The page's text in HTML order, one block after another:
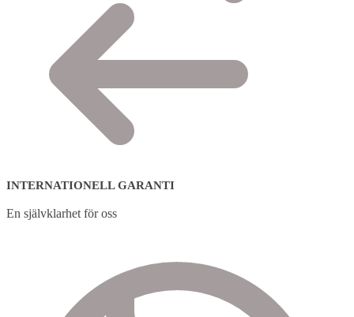
INTERNATIONELL GARANTI
En självklarhet för oss